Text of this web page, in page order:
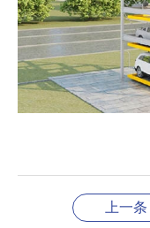
上一条